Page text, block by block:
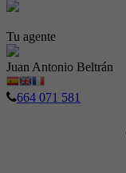
Tu agente
Juan Antonio Beltrán
664 071 581